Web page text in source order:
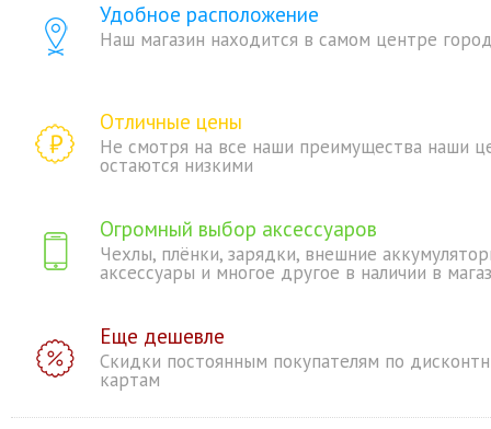
Удобное расположение
Наш магазин находится в самом центре
Отличные цены
Не смотря на все наши преимущества наши
остаются низкими
Огромный выбор аксессуаров
Чехлы, плёнки, зарядки, внешние
аксессуары и многое другое в наличии в
Еще дешевле
Скидки постоянным покупателям по
картам